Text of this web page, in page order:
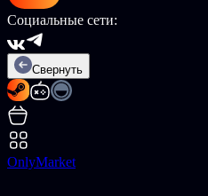
Социальные сети:
Свернуть
OnlyMarket